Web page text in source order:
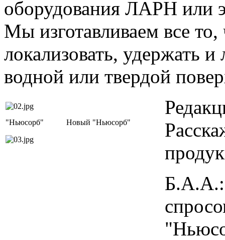
оборудования ЛАРН или
Мы изготавливаем все то,
локализовать, удержать
водной или твердой
"Ньюсорб" Новый "Ньюсорб"